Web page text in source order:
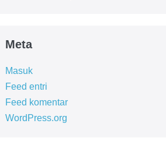
Meta
Masuk
Feed entri
Feed komentar
WordPress.org